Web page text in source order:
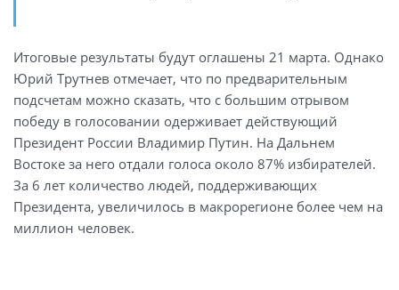
Итоговые результаты будут оглашены 21 марта. Однако
Юрий Трутнев отмечает, что по предварительным
подсчетам можно сказать, что с большим отрывом
победу в голосовании одерживает действующий
Президент России Владимир Путин. На Дальнем
Востоке за него отдали голоса около 87% избирателей.
За 6 лет количество людей, поддерживающих
Президента, увеличилось в макрорегионе более чем на
миллион человек.